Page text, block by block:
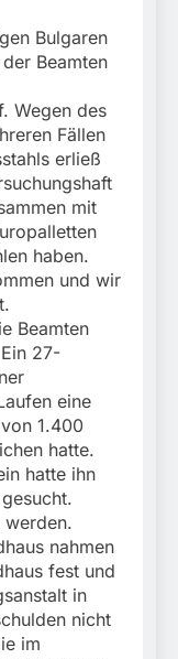
an
in Aubing
ermittelt
Bulgaren
Beamten
Wegen des
Fällen
erließ
mit
haben.
und wir
Beamten
27-
eine
1.400
hatte.
hatte ihn
werden.
nahmen
fest und
in
nicht
im